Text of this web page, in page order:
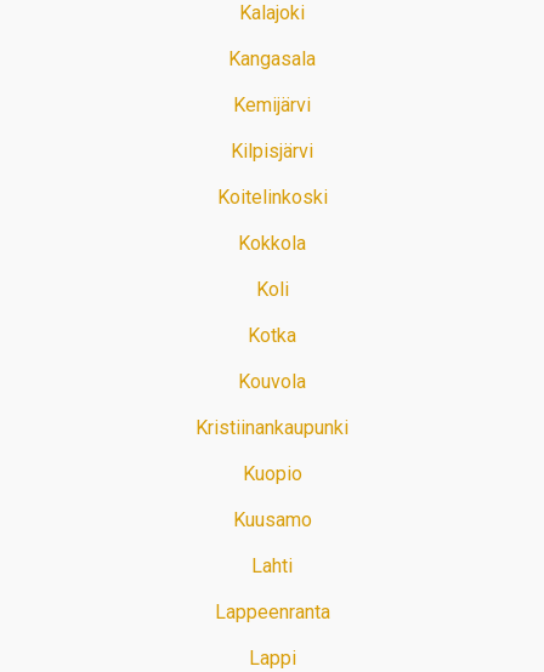
Kalajoki
Kangasala
Kemijärvi
Kilpisjärvi
Koitelinkoski
Kokkola
Koli
Kotka
Kouvola
Kristiinankaupunki
Kuopio
Kuusamo
Lahti
Lappeenranta
Lappi